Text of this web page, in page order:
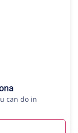
can do in